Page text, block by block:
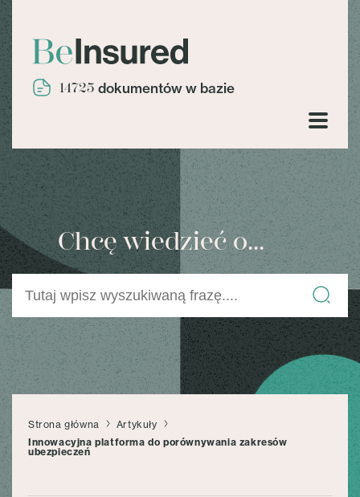
14725 dokumentów w bazie
Chcę wiedzieć o...
Strona główna
Artykuły
Innowacyjna platforma do porównywania zakresów
ubezpieczeń